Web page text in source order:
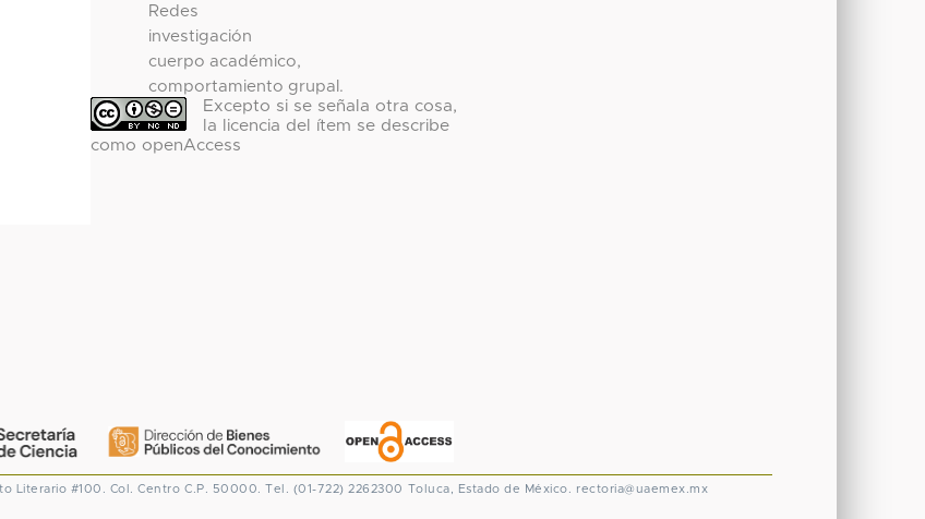
Redes
investigación
cuerpo académico,
comportamiento grupal.
Excepto si se señala otra cosa,
la licencia del ítem se describe
como openAccess
Literario #100. Col. Centro C.P. 50000. Tel. (01-722) 2262300 Toluca, Estado de México. rectoria@uaemex.mx